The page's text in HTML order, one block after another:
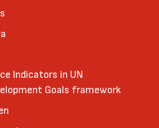
Indicators in UN
Goals framework